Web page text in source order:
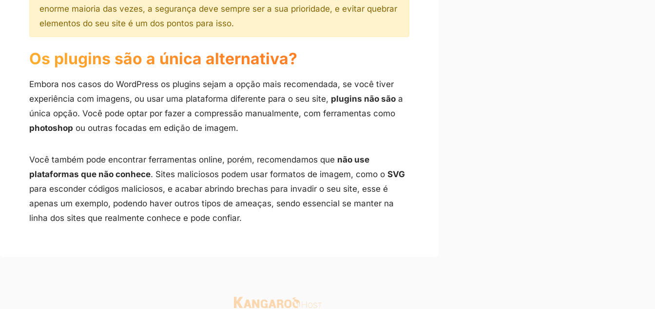
enorme maioria das vezes, a segurança deve sempre ser a sua prioridade, e evitar quebrar
elementos do seu site é um dos pontos para isso.
Os plugins são a única alternativa?
Embora nos casos do WordPress os plugins sejam a opção mais recomendada, se você tiver
experiência com imagens, ou usar uma plataforma diferente para o seu site, plugins não são a
única opção. Você pode optar por fazer a compressão manualmente, com ferramentas como
photoshop ou outras focadas em edição de imagem.
Você também pode encontrar ferramentas online, porém, recomendamos que não use
plataformas que não conhece. Sites maliciosos podem usar formatos de imagem, como o SVG
para esconder códigos maliciosos, e acabar abrindo brechas para invadir o seu site, esse é
apenas um exemplo, podendo haver outros tipos de ameaças, sendo essencial se manter na
linha dos sites que realmente conhece e pode confiar.